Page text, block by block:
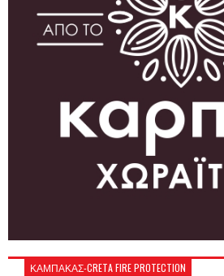
ΚΑΜΠΑΚΑΣ-CRETA FIRE PROTECTION